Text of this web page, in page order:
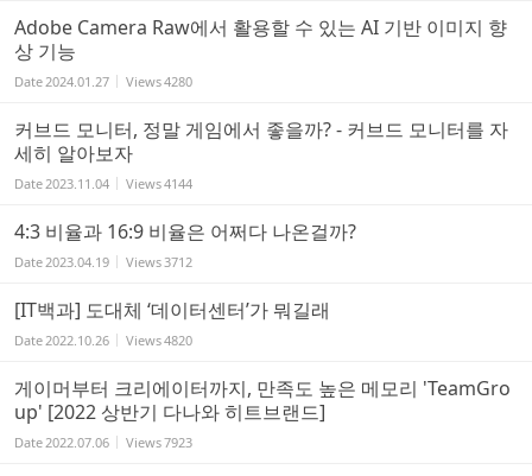
Adobe Camera Raw에서 활용할 수 있는 AI 기반 이미지 향
상 기능
Date2024.01.27 Views4280
커브드 모니터, 정말 게임에서 좋을까? - 커브드 모니터를 자
세히 알아보자
Date2023.11.04 Views4144
4:3 비율과 16:9 비율은 어쩌다 나온걸까?
Date2023.04.19 Views3712
[IT백과] 도대체 ‘데이터센터’가 뭐길래
Date2022.10.26 Views4820
게이머부터 크리에이터까지, 만족도 높은 메모리 'TeamGro
up' [2022 상반기 다나와 히트브랜드]
Date2022.07.06 Views7923